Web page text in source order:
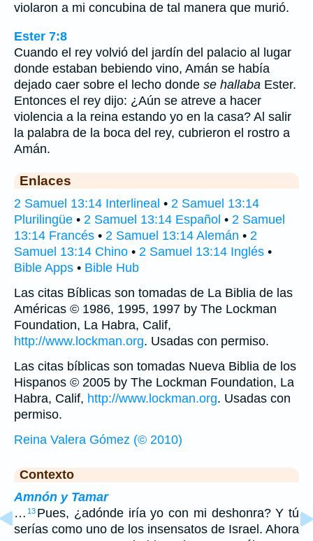
violaron a mi concubina de tal manera que murió.
Ester 7:8
Cuando el rey volvió del jardín del palacio al lugar
donde estaban bebiendo vino, Amán se había
dejado caer sobre el lecho donde se hallaba Ester.
Entonces el rey dijo: ¿Aún se atreve a hacer
violencia a la reina estando yo en la casa? Al salir
la palabra de la boca del rey, cubrieron el rostro a
Amán.
Enlaces
2 Samuel 13:14 Interlineal • 2 Samuel 13:14
Plurilingüe • 2 Samuel 13:14 Español • 2 Samuel
13:14 Francés • 2 Samuel 13:14 Alemán • 2
Samuel 13:14 Chino • 2 Samuel 13:14 Inglés •
Bible Apps • Bible Hub
Las citas Bíblicas son tomadas de La Biblia de las
Américas © 1986, 1995, 1997 by The Lockman
Foundation, La Habra, Calif,
http://www.lockman.org. Usadas con permiso.
Las citas bíblicas son tomadas Nueva Biblia de los
Hispanos © 2005 by The Lockman Foundation, La
Habra, Calif, http://www.lockman.org. Usadas con
permiso.
Reina Valera Gómez (© 2010)
Contexto
Amnón y Tamar
… 13 Pues, ¿adónde iría yo con mi deshonra? Y tú
serías como uno de los insensatos de Israel. Ahora